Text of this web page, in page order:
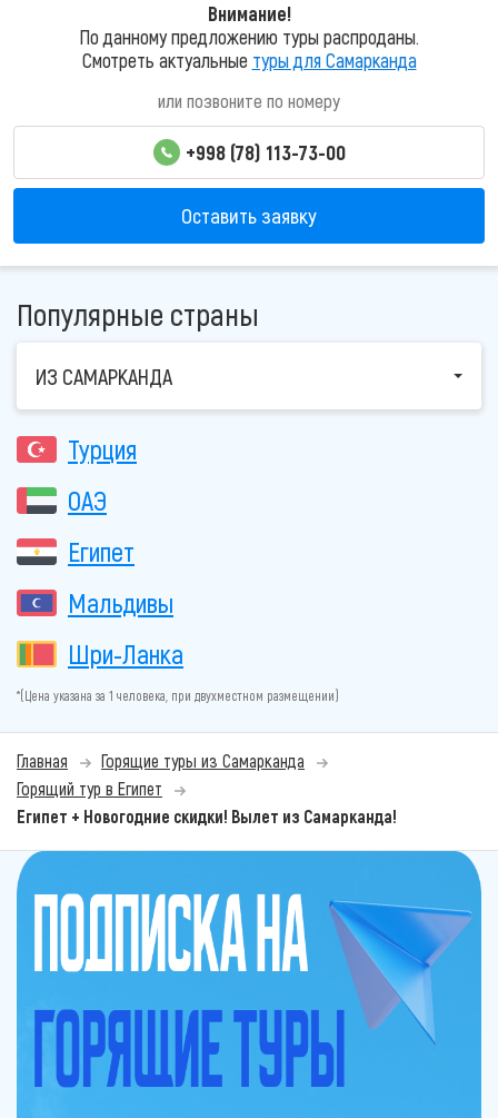
Внимание!
По данному предложению туры распроданы.
Смотреть актуальные туры для Самарканда
или позвоните по номеру
+998 (78) 113-73-00
Оставить заявку
Популярные страны
ИЗ САМАРКАНДА
Турция
ОАЭ
Египет
Мальдивы
Шри-Ланка
*(Цена указана за 1 человека, при двухместном размещении)
Главная
Горящие туры из Самарканда
Горящий тур в Египет
Египет + Новогодние скидки! Вылет из Самарканда!